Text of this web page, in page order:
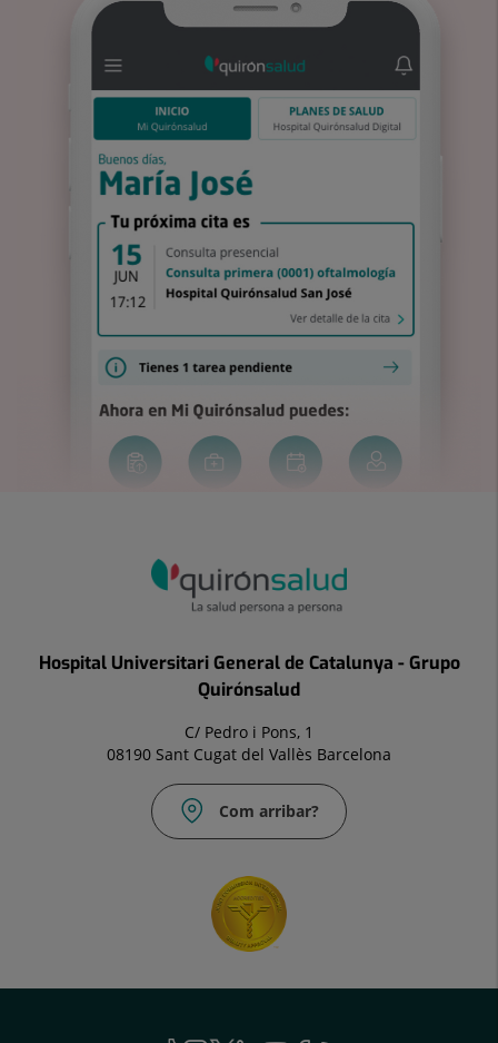
Hospital Universitari General de Catalunya - Grupo
Quirónsalud
C/ Pedro i Pons, 1
08190 Sant Cugat del Vallès Barcelona
Com arribar?